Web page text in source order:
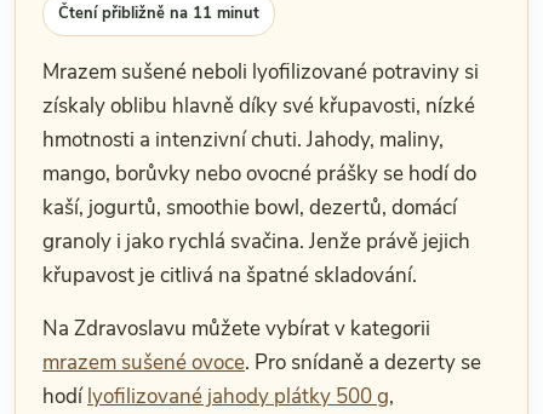
Čtení přibližně na 11 minut
Mrazem sušené neboli lyofilizované potraviny si
získaly oblibu hlavně díky své křupavosti, nízké
hmotnosti a intenzivní chuti. Jahody, maliny,
mango, borůvky nebo ovocné prášky se hodí do
kaší, jogurtů, smoothie bowl, dezertů, domácí
granoly i jako rychlá svačina. Jenže právě jejich
křupavost je citlivá na špatné skladování.
Na Zdravoslavu můžete vybírat v kategorii
mrazem sušené ovoce. Pro snídaně a dezerty se
hodílyofilizované jahody plátky 500 g,